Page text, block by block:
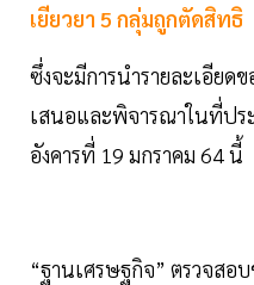
เยียวยา 5 กลุ่มถูกตัดสิทธิ
ซึ่งจะมีการนำรายละเอียด
เสนอและพิจารณาในที่ปร
อังคารที่ 19 มกราคม 64 นี้
“ฐานเศรษฐกิจ” ตรวจสอ